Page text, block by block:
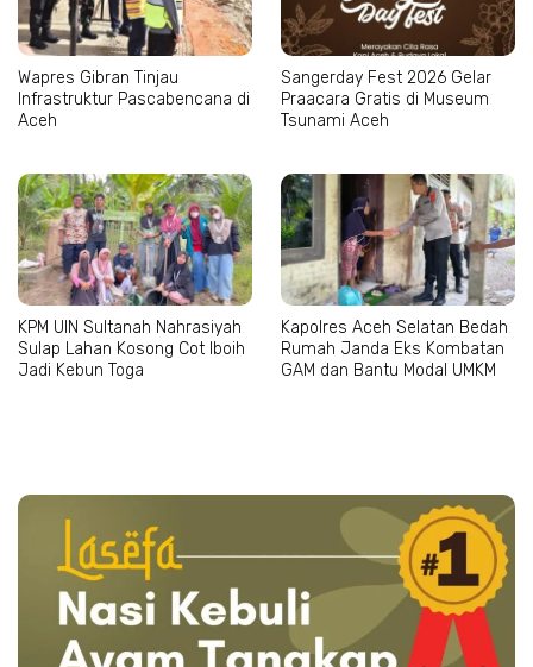
Wapres Gibran Tinjau
Infrastruktur Pascabencana di
Aceh
Sangerday Fest 2026 Gelar
Praacara Gratis di Museum
Tsunami Aceh
KPM UIN Sultanah Nahrasiyah
Sulap Lahan Kosong Cot Iboih
Jadi Kebun Toga
Kapolres Aceh Selatan Bedah
Rumah Janda Eks Kombatan
GAM dan Bantu Modal UMKM